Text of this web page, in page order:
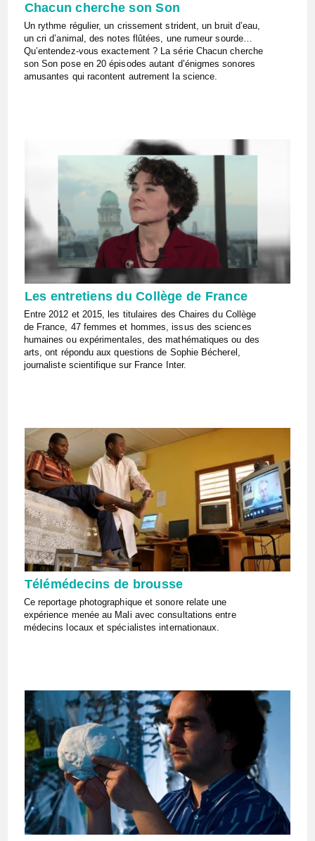
Chacun cherche son Son
Un rythme régulier, un crissement strident, un bruit d’eau,
un cri d’animal, des notes flûtées, une rumeur sourde…
Qu’entendez-vous exactement ? La série Chacun cherche
son Son pose en 20 épisodes autant d’énigmes sonores
amusantes qui racontent autrement la science.
Les entretiens du Collège de France
Entre 2012 et 2015, les titulaires des Chaires du Collège
de France, 47 femmes et hommes, issus des sciences
humaines ou expérimentales, des mathématiques ou des
arts, ont répondu aux questions de Sophie Bécherel,
journaliste scientifique sur France Inter.
Télémédecins de brousse
Ce reportage photographique et sonore relate une
expérience menée au Mali avec consultations entre
médecins locaux et spécialistes internationaux.